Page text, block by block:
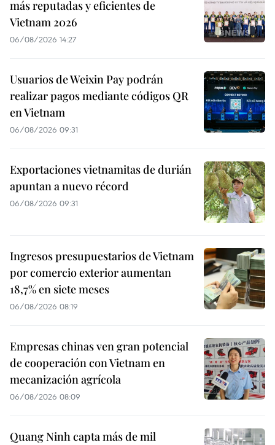
más reputadas y eficientes de
Vietnam 2026
06/08/2026 14:27
Usuarios de Weixin Pay podrán
realizar pagos mediante códigos QR
en Vietnam
06/08/2026 09:31
Exportaciones vietnamitas de durián
apuntan a nuevo récord
06/08/2026 09:31
Ingresos presupuestarios de Vietnam
por comercio exterior aumentan
18,7% en siete meses
06/08/2026 08:19
Empresas chinas ven gran potencial
de cooperación con Vietnam en
mecanización agrícola
06/08/2026 08:09
Quang Ninh capta más de mil